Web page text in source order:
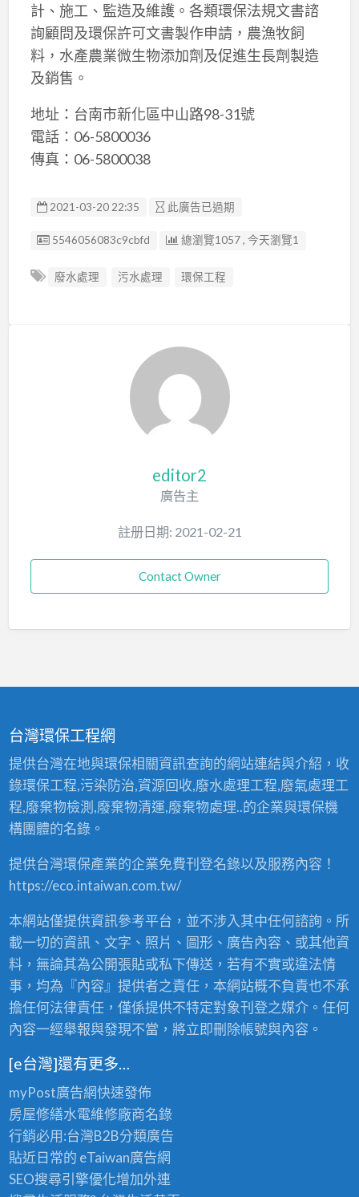
計、施工、監造及維護。各類環保法規文書諮
詢顧問及環保許可文書製作申請，農漁牧飼
料，水產農業微生物添加劑及促進生長劑製造
及銷售。
地址：台南市新化區中山路98-31號
電話：06-5800036
傳真：06-5800038
2021-03-20 22:35 此廣告已過期
廣告编號
5546056083c9cbfd 總瀏覽1057 , 今天瀏覽1
廢水處理 污水處理 環保工程
editor2
廣告主
註册日期: 2021-02-21
Contact Owner
台灣環保工程網
提供台灣在地與環保相關資訊查詢的網站連結與介紹，收
錄環保工程,污染防治,資源回收,廢水處理工程,廢氣處理工
程,廢棄物檢測,廢棄物清運,廢棄物處理..的企業與環保機
構團體的名錄。
提供台灣環保產業的企業免費刊登名錄以及服務內容！
https://eco.intaiwan.com.tw/
本網站僅提供資訊參考平台，並不涉入其中任何諮詢。所
載一切的資訊、文字、照片、圖形、廣告內容、或其他資
料，無論其為公開張貼或私下傳送，若有不實或違法情
事，均為『內容』提供者之責任，本網站概不負責也不承
擔任何法律責任，僅係提供不特定對象刊登之媒介。任何
內容一經舉報與發現不當，將立即刪除帳號與內容。
[e台灣]還有更多…
myPost廣告網快速發佈
房屋修繕水電維修廠商名錄
行銷必用:台灣B2B分類廣告
貼近日常的 eTaiwan廣告網
SEO搜尋引擎優化增加外連